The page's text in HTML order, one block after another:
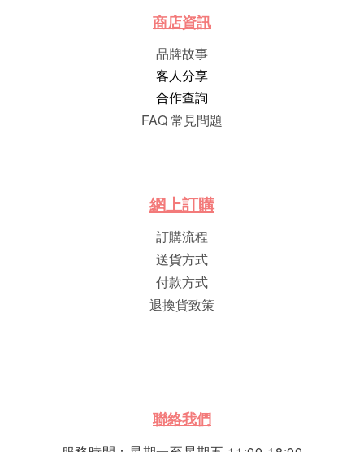
商店資訊
品牌故事
客人分享
合作查詢
FAQ 常見問題
網上訂購
訂購流程
送貨方式
付款方式
退換貨致策
聯絡我們